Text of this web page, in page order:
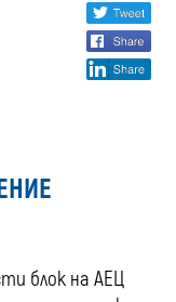
Share
social
блок на АЕЦ